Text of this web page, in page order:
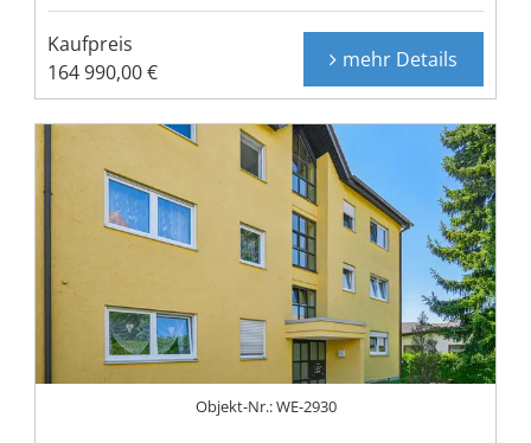
Kaufpreis
164 990,00 €
mehr Details
Objekt-Nr.: WE-2930